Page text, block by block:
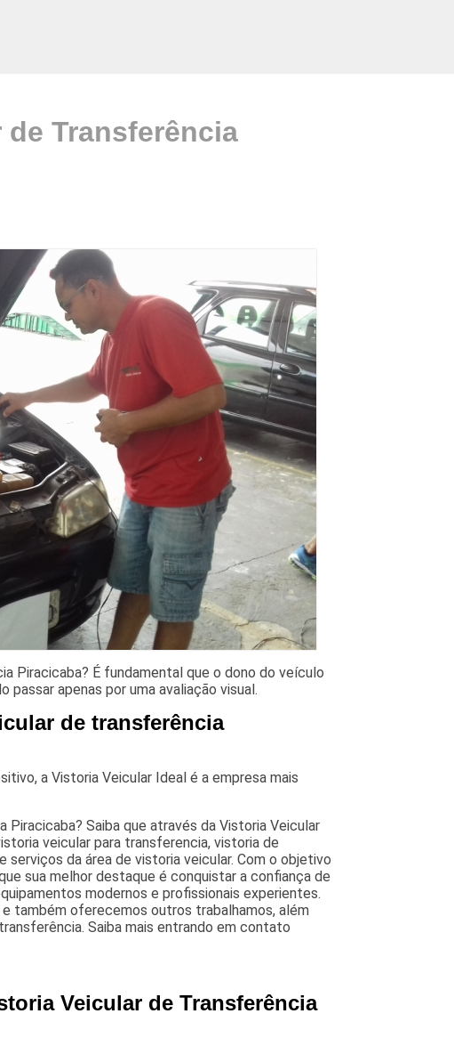
Transferência
Piracicaba? É fundamental que o dono do veículo
apenas por uma avaliação visual.
de transferência
a Vistoria Veicular Ideal é a empresa mais
Saiba que através da Vistoria Veicular
veicular para transferencia, vistoria de
da área de vistoria veicular. Com o objetivo
sua melhor destaque é conquistar a confiança de
modernos e profissionais experientes.
também oferecemos outros trabalhamos, além
Saiba mais entrando em contato
Veicular de Transferência